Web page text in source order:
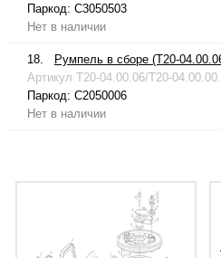
Паркод: C3050503
Нет в наличии
18.
Румпель в сборе (T20-
Артикул T20-04.00.06/T20-
Паркод: C2050006
Нет в наличии